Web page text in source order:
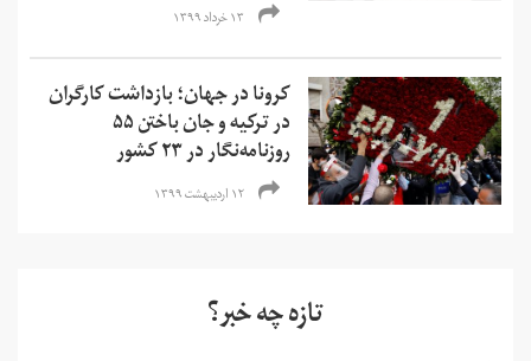
۱۳ خرداد ۱۳۹۹
کرونا در جهان؛ بازداشت کارگران
در ترکیه و جان باختن ۵۵
روزنامه‌نگار در ۲۳ کشور
۱۲ اردیبهشت ۱۳۹۹
تازه چه خبر؟